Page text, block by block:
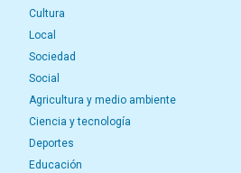
Cultura
Local
Sociedad
Social
Agricultura y medio ambiente
Ciencia y tecnología
Deportes
Educación